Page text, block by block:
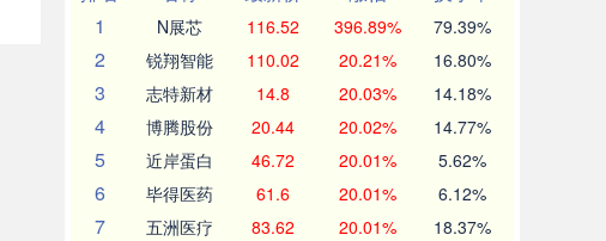
1
N展芯 116.52 396.89% 79.39%
2 锐翔智能 110.02 20.21% 16.80%
3 志特新材 14.8 20.03% 14.18%
4 博腾股份 20.44 20.02% 14.77%
5 近岸蛋白 46.72 20.01% 5.62%
6 毕得医药 61.6 20.01% 6.12%
7 五洲医疗 83.62 20.01% 18.37%